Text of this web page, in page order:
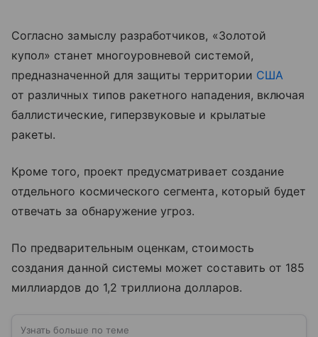
Согласно замыслу разработчиков, «Золотой
купол» станет многоуровневой системой,
предназначенной для защиты территории США
от различных типов ракетного нападения, включая
баллистические, гиперзвуковые и крылатые
ракеты.
Кроме того, проект предусматривает создание
отдельного космического сегмента, который будет
отвечать за обнаружение угроз.
По предварительным оценкам, стоимость
создания данной системы может составить от 185
миллиардов до 1,2 триллиона долларов.
Узнать больше по теме